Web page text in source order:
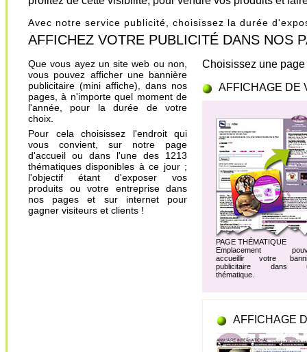
Avec notre service publicité, choisissez la durée
AFFICHEZ VOTRE PUBLICITÉ DANS NOS
Que vous ayez un site web ou non,
vous pouvez afficher une bannière
publicitaire (mini affiche), dans nos
pages, à n'importe quel moment de
l'année, pour la durée de votre
choix.
Pour cela choisissez l'endroit qui
vous convient, sur notre page
d'accueil ou dans l'une des 1213
thématiques disponibles à ce jour ;
l'objectif étant d'exposer vos
produits ou votre entreprise dans
nos pages et sur internet pour
gagner visiteurs et clients !
Choisissez une
AFFICHAGE DE
PAGE THÉMATIQUE
Emplacement
accueillir votre
publicitaire dans
thématique.
AFFICHAGE